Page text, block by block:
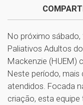
No próximo sábado,
Paliativos Adultos
Mackenzie (HUEM)
Neste período,
atendidos. Focada
criação, esta